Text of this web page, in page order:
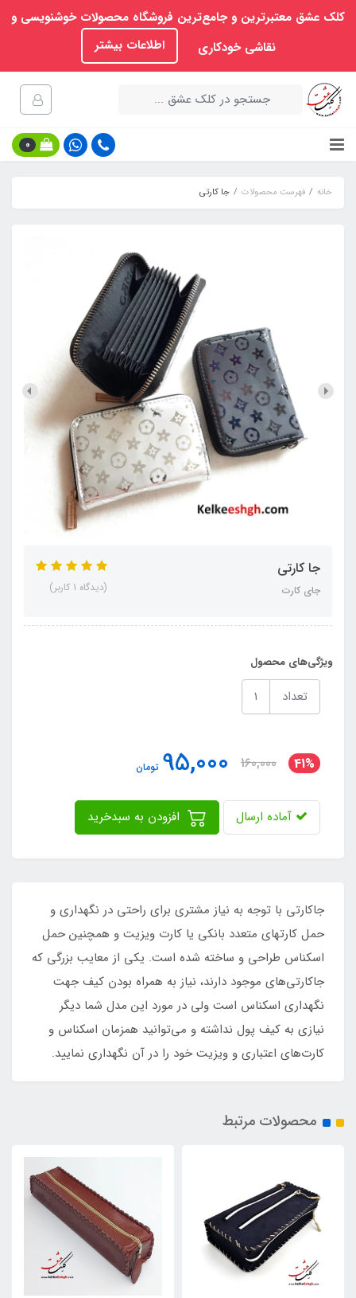
کلک عشق معتبرترین و جامع‌ترین فروشگاه محصولات خوشنویسی و
نقاشی خودکاری
اطلاعات بیشتر
0
خانه فهرست محصولات جا کارتی
جا کارتی
جای کارت (دیدگاه 1 کاربر)
ویژگی‌های محصول
تعداد
41%
160,000
95,000 تومان
آماده ارسال
جاکارتی با توجه به نیاز مشتری برای راحتی در نگهداری و
حمل کارتهای متعدد بانکی یا کارت ویزیت و همچنین حمل
اسکناس طراحی و ساخته شده است. یکی از معایب بزرگی که
جاکارتی‌های موجود دارند، نیاز به همراه بودن کیف جهت
نگهداری اسکناس است ولی در مورد این مدل شما دیگر
نیازی به کیف پول نداشته و می‌توانید همزمان اسکناس و
کارت‌های اعتباری و ویزیت خود را در آن نگهداری نمایید.
محصولات مرتبط